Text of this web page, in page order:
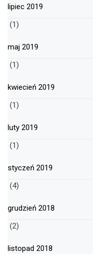
lipiec 2019
(1)
maj 2019
(1)
kwiecień 2019
(1)
luty 2019
(1)
styczeń 2019
(4)
grudzień 2018
(2)
listopad 2018